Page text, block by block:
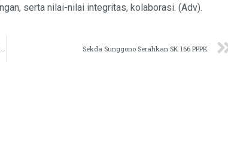
serta nilai-nilai integritas, kolaborasi. (Adv).
Sekda Sunggono Serahkan SK 166 PPPK